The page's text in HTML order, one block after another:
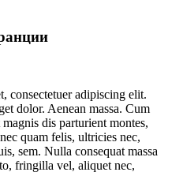
consectetuer adipiscing elit.
dolor. Aenean massa. Cum
dis parturient montes,
quam felis, ultricies nec,
sem. Nulla consequat massa
fringilla vel, aliquet nec,